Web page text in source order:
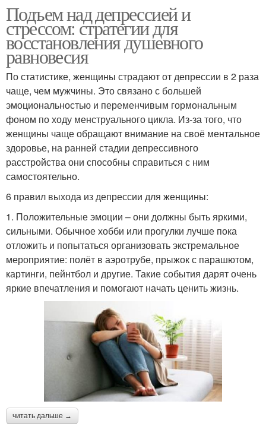
Подъем над депрессией и
стрессом: стратегии для
восстановления душевного
равновесия
По статистике, женщины страдают от депрессии в 2 раза
чаще, чем мужчины. Это связано с большей
эмоциональностью и переменчивым гормональным
фоном по ходу менструального цикла. Из-за того, что
женщины чаще обращают внимание на своё ментальное
здоровье, на ранней стадии депрессивного
расстройства они способны справиться с ним
самостоятельно.
6 правил выхода из депрессии для женщины:
1. Положительные эмоции – они должны быть яркими,
сильными. Обычное хобби или прогулки лучше пока
отложить и попытаться организовать экстремальное
мероприятие: полёт в аэротрубе, прыжок с парашютом,
картинги, пейнтбол и другие. Такие события дарят очень
яркие впечатления и помогают начать ценить жизнь.
читать дальше →